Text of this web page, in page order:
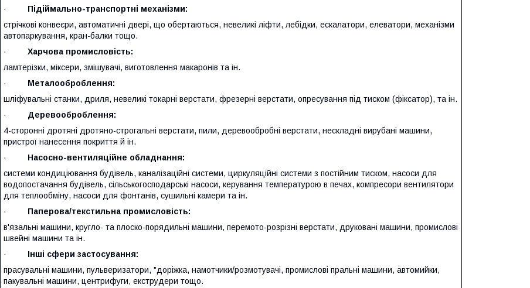
· Підіймально-транспортні механізми:
стрічкові конвеєри, автоматичні двері, що обертаються, невеликі ліфти, лебідки, ескалатори, елеватори, механізми
автопаркування, кран-балки тощо.
· Харчова промисловість:
ламтерізки, міксери, змішувачі, виготовлення макаронів та ін.
· Металооброблення:
шліфувальні станки, дриля, невеликі токарні верстати, фрезерні верстати, опресування під тиском (фіксатор), та ін.
· Деревооброблення:
4-сторонні дротяні дротяно-строгальні верстати, пили, деревообробні верстати, нескладні вирубані машини,
пристрої нанесення покриття й ін.
· Насосно-вентиляційне обладнання:
системи кондиціювання будівель, каналізаційні системи, циркуляційні системи з постійним тиском, насоси для
водопостачання будівель, сільськогосподарські насоси, керування температурою в печах, компресори вентилятори
для теплообміну, насоси для фонтанів, сушильні камери та ін.
· Паперова/текстильна промисловість:
в'язальні машини, кругло- та плоско-порядильні машини, перемото-розрізні верстати, друковані машини, промислові
швейні машини та ін.
· Інші сфери застосування:
прасувальні машини, пульверизатори, "доріжка, намотчики/розмотувачі, промислові пральні машини, автомийки,
пакувальні машини, центрифуги, екструдери тощо.